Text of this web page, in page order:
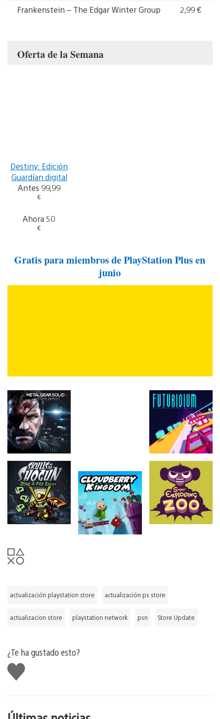
Frankenstein – The Edgar Winter Group
2,99 €
Oferta de la Semana
Destiny: Edición
Guardían digital
Antes 99,99
€
Ahora 50
€
Gratis para miembros de PlayStation Plus en
junio
actualización playstation store actualización ps store
actualizacion store playstation network psn Store Update
¿Te ha gustado esto?
Me
gusta